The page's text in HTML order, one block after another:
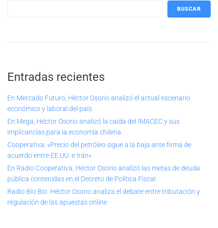
BUSCAR
Entradas recientes
En Mercado Futuro, Héctor Osorio analizó el actual escenario
económico y laboral del país
En Mega, Héctor Osorio analizó la caída del IMACEC y sus
implicancias para la economía chilena
Cooperativa: «Precio del petróleo sigue a la baja ante firma de
acuerdo entre EE.UU. e Irán»
En Radio Cooperativa, Héctor Osorio analizó las metas de deuda
pública contenidas en el Decreto de Política Fiscal
Radio Bío Bío: Héctor Osorio analiza el debate entre tributación y
regulación de las apuestas online